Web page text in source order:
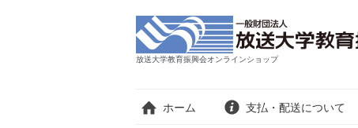
放送大学教育振興会オンラインショップ
ホーム 支払・配送について